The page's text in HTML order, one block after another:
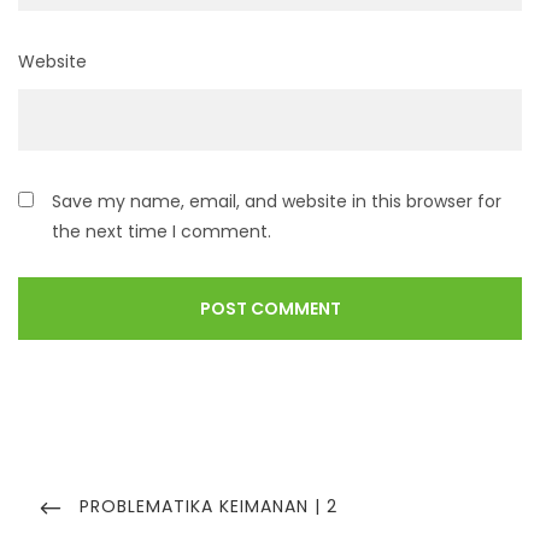
Website
Save my name, email, and website in this browser for
the next time I comment.
PROBLEMATIKA KEIMANAN | 2